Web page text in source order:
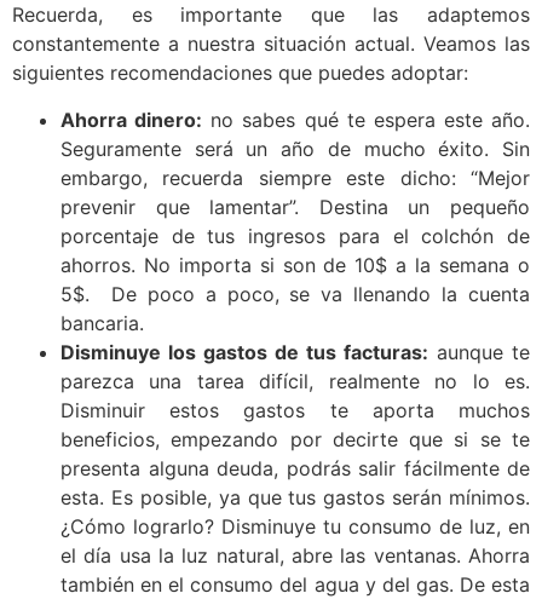
Recuerda, es importante que las adaptemos
constantemente a nuestra situación actual. Veamos las
siguientes recomendaciones que puedes adoptar:
Ahorra dinero: no sabes qué te espera este año.
Seguramente será un año de mucho éxito. Sin
embargo, recuerda siempre este dicho: “Mejor
prevenir que lamentar”. Destina un pequeño
porcentaje de tus ingresos para el colchón de
ahorros. No importa si son de 10$ a la semana o
5$. De poco a poco, se va llenando la cuenta
bancaria.
Disminuye los gastos de tus facturas: aunque te
parezca una tarea difícil, realmente no lo es.
Disminuir estos gastos te aporta muchos
beneficios, empezando por decirte que si se te
presenta alguna deuda, podrás salir fácilmente de
esta. Es posible, ya que tus gastos serán mínimos.
¿Cómo lograrlo? Disminuye tu consumo de luz, en
el día usa la luz natural, abre las ventanas. Ahorra
también en el consumo del agua y del gas. De esta